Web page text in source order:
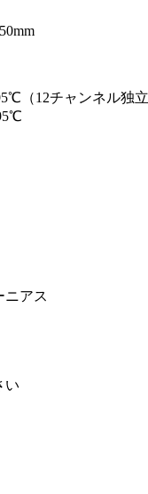
（12チャンネル独
アス
い